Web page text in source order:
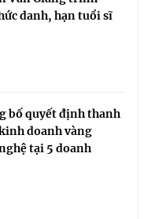
danh, hạn tuổi sĩ
bố quyết định thanh
doanh vàng
tại 5 doanh